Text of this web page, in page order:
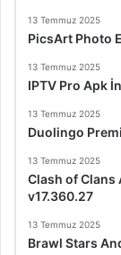
13 Temmuz 2025
PicsArt Photo
13 Temmuz 2025
IPTV Pro Apk
13 Temmuz 2025
Duolingo
13 Temmuz 2025
Clash of Clans
v17.360.27
13 Temmuz 2025
Brawl Stars